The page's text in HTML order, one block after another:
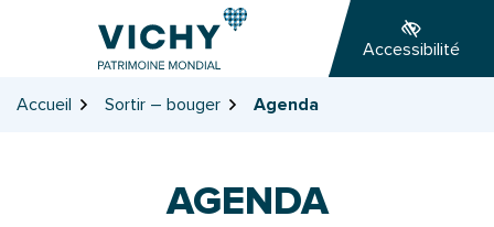
page
Accessibilité
Accueil Sortir – bouger Agenda
AGENDA